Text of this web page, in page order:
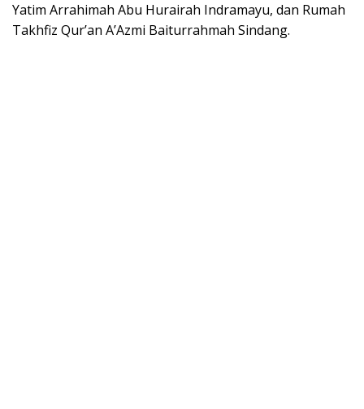
Yatim Arrahimah Abu Hurairah Indramayu, dan Rumah
Takhfiz Qur’an A’Azmi Baiturrahmah Sindang.